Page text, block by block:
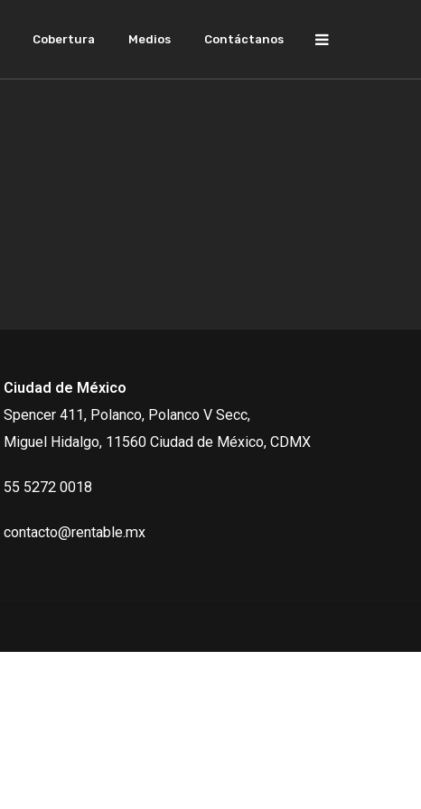
Cobertura Medios Contáctanos
Ciudad de México
Spencer 411, Polanco, Polanco V Secc,
Miguel Hidalgo, 11560 Ciudad de México, CDMX
55 5272 0018
contacto@rentable.mx